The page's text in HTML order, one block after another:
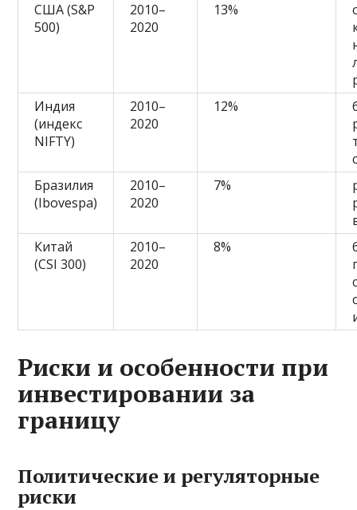
США (S&P
500)
2010–
2020
13%
Индия
(индекс
NIFTY)
2010–
2020
12%
Бразилия
(Ibovespa)
2010–
2020
7%
Китай
(CSI 300)
2010–
2020
8%
Риски и особенности при
инвестировании за
границу
Политические и регуляторные
риски